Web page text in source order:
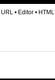
URL • Editor • HTML